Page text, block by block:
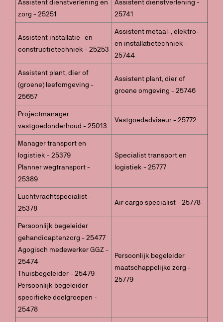
Assistent dienstverlening en
zorg - 25251
Assistent dienstverlening -
25741
Assistent installatie- en
constructietechniek - 25253
Assistent metaal-, elektro-
en installatietechniek -
25744
Assistent plant, dier of
(groene) leefomgeving -
25657
Assistent plant, dier of
groene omgeving - 25746
Projectmanager
vastgoedonderhoud - 25013
Vastgoedadviseur - 25772
Manager transport en
logistiek - 25379
Planner wegtransport -
25389
Specialist transport en
logistiek - 25777
Luchtvrachtspecialist -
25378
Air cargo specialist - 25778
Persoonlijk begeleider
gehandicaptenzorg - 25477
Agogisch medewerker GGZ -
25474
Thuisbegeleider - 25479
Persoonlijk begeleider
specifieke doelgroepen -
25478
Persoonlijk begeleider
maatschappelijke zorg -
25779